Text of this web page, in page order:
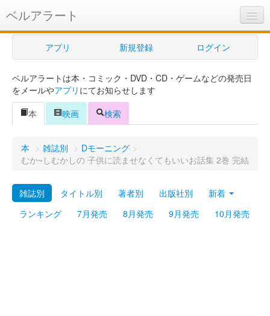
ベルアラート
ベルアラートとは
ヘルプ
新規登録
ログイン
購入管理
Myシェルフ
プレミアム
アプリ 新規登録 ログイン
ベルアラートは本・コミック・DVD・CD・ゲームなどの発売日
をメールやアプリ にてお知らせします
本
映画 検索
本 > 雑誌別 > Dモーニング >
むか~しむかしの 子供に読ませなくてもいいお話集 2巻 完結
雑誌別 タイトル別 著者別 出版社別
新着
ランキング
7月発売 8月発売 9月発売 10月発売